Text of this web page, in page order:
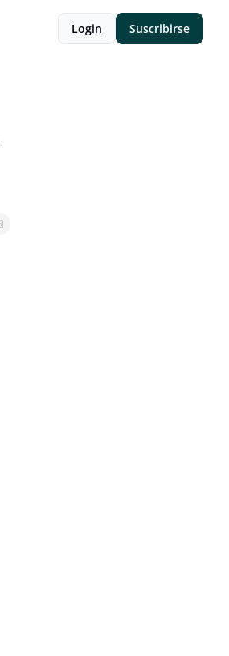
Login Suscribirse